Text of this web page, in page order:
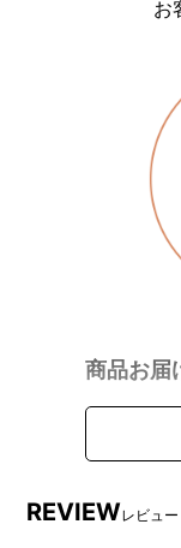
お
商品お届
回収不可
REVIEWレビュー